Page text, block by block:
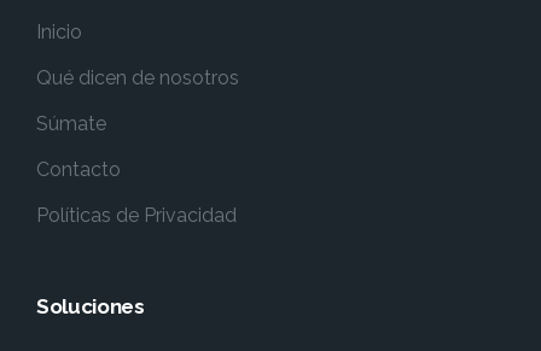
Inicio
Qué dicen de nosotros
Súmate
Contacto
Políticas de Privacidad
Soluciones